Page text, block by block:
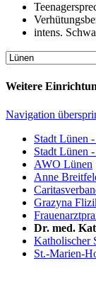
intens.
Weitere
Navigation
Stadt Lünen
Stadt Lünen
AWO Lünen
Anne
Grazyna
Dr. med.
Katholischer
St.-Marien-